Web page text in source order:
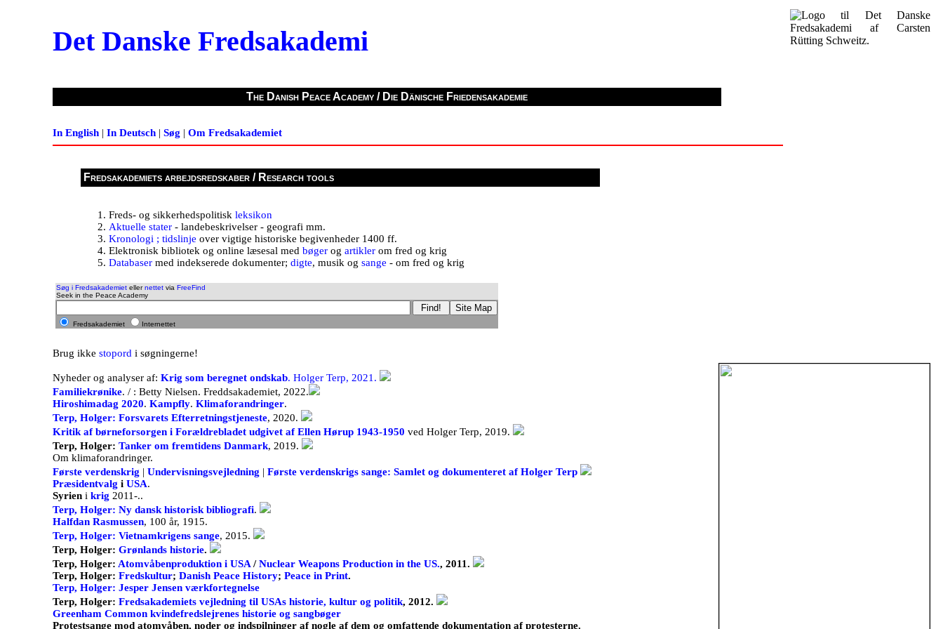
Det Danske Fredsakademi
The Danish Peace Academy / Die Dänische Friedensakademie
In English | In Deutsch | Søg | Om Fredsakademiet
Fredsakademiets arbejdsredskaber / Research tools
Freds- og sikkerhedspolitisk leksikon
Aktuelle stater - landebeskrivelser - geografi mm.
Kronologi ; tidslinje over vigtige historiske begivenheder 1400 ff.
Elektronisk bibliotek og online læsesal med bøger og artikler om fred og krig
Databaser med indekserede dokumenter; digte, musik og sange - om fred og krig
Søg i Fredsakademiet ellernettet via FreeFind
Seek in the Peace Academy
Fredsakademiet Internettet
Brug ikke stopord i søgningerne!
Nyheder og analyser af: Krig som beregnet ondskab. Holger Terp, 2021.
Familiekrønike. / : Betty Nielsen. Freddsakademiet, 2022.
Hiroshimadag 2020. Kampfly. Klimaforandringer.
Terp, Holger: Forsvarets Efterretningstjeneste, 2020.
Kritik af børneforsorgen i Forældrebladet udgivet af Ellen Hørup 1943-1950 ved Holger Terp, 2019.
Terp, Holger: Tanker om fremtidens Danmark, 2019.
Om klimaforandringer.
Første verdenskrig | Undervisningsvejledning | Første verdenskrigs sange: Samlet og dokumenteret af Holger Terp
Præsidentvalg i USA.
Syrien i krig 2011-..
Terp, Holger: Ny dansk historisk bibliografi.
Halfdan Rasmussen, 100 år, 1915.
Terp, Holger: Vietnamkrigens sange, 2015.
Terp, Holger: Grønlands historie.
Terp, Holger: Atomvåbenproduktion i USA /Nuclear Weapons Production in the US., 2011.
Terp, Holger: Fredskultur; Danish Peace History; Peace in Print.
Terp, Holger: Jesper Jensen værkfortegnelse
Terp, Holger: Fredsakademiets vejledning til USAs historie, kultur og politik, 2012.
Greenham Common kvindefredslejrenes historie og sangbøger
Protestsange mod atomvåben, noder og indspilninger af nogle af dem og omfattende dokumentation af protesterne.